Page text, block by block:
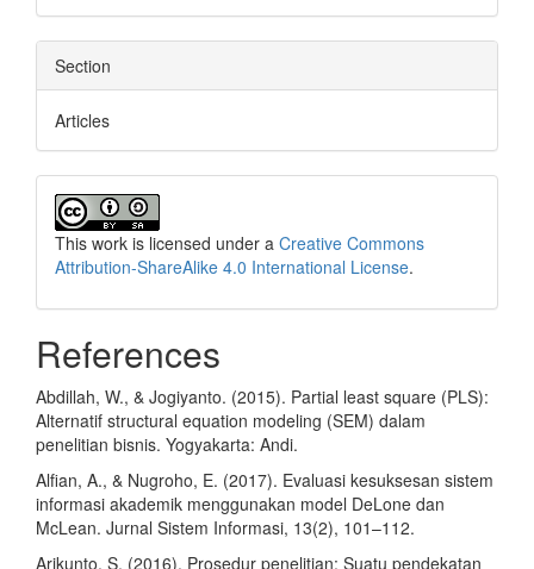
Section
Articles
This work is licensed under a Creative Commons
Attribution-ShareAlike 4.0 International License.
References
Abdillah, W., & Jogiyanto. (2015). Partial least square (PLS):
Alternatif structural equation modeling (SEM) dalam
penelitian bisnis. Yogyakarta: Andi.
Alfian, A., & Nugroho, E. (2017). Evaluasi kesuksesan sistem
informasi akademik menggunakan model DeLone dan
McLean. Jurnal Sistem Informasi, 13(2), 101–112.
Arikunto, S. (2016). Prosedur penelitian: Suatu pendekatan